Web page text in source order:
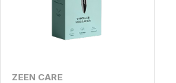
ZEEN CARE